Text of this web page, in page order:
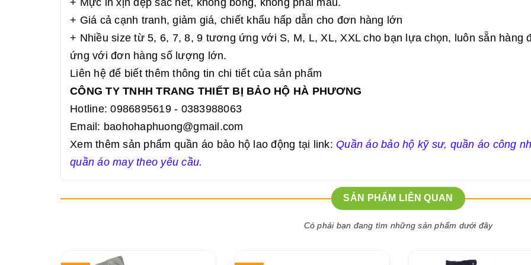
+ Mực in xịn đẹp sắc nét, không bong, không phai màu.
+ Giá cả cạnh tranh, giảm giá, chiết khấu hấp dẫn cho đơn hàng lớn
+ Nhiều size từ 5, 6, 7, 8, 9 tương ứng với S, M, L, XL, XXL cho bạn lựa chọn, luôn sẵn hàng
ứng với đơn hàng số lượng lớn.
Liên hệ để biết thêm thông tin chi tiết của sản phẩm
CÔNG TY TNHH TRANG THIẾT BỊ BẢO HỘ HÀ PHƯƠNG
Hotline: 0986895619 - 0383988063
Email: baohohaphuong@gmail.com
Xem thêm sản phẩm quần áo bảo hộ lao động tại link: Quần áo bảo hộ kỹ sư, quần áo công
quần áo may theo yêu cầu.
SẢN PHẨM LIÊN QUAN
Có phải bạn đang tìm những sản phẩm dưới đây